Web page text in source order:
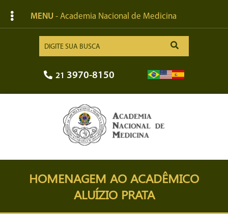
MENU - Academia Nacional de Medicina
21 3970-8150
HOMENAGEM AO ACADÊMICO
ALUÍZIO PRATA